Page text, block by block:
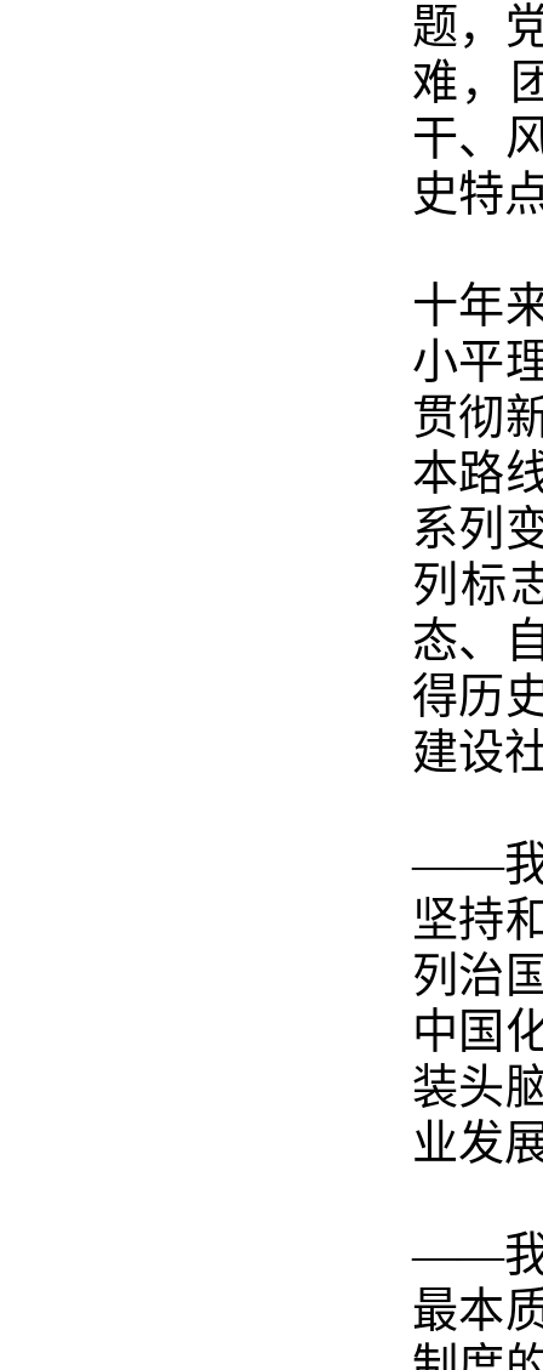
题，
难，
干、
史特
十年
小平
贯彻
本路
系列
列标
态、
得历
建设
——我
坚持
列治
中国
装头
业发
——我
最本